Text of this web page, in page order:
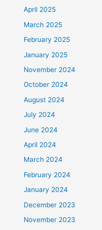
April 2025
March 2025
February 2025
January 2025
November 2024
October 2024
August 2024
July 2024
June 2024
April 2024
March 2024
February 2024
January 2024
December 2023
November 2023